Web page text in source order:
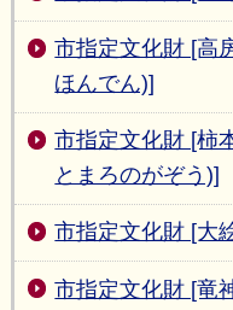
市指定文化財 [高
ほんでん)]
市指定文化財 [柿
とまろのがぞう)]
市指定文化財 [大
市指定文化財 [竜